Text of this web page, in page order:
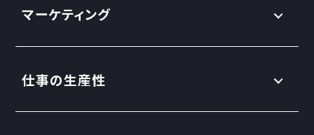
マーケティング
仕事の生産性